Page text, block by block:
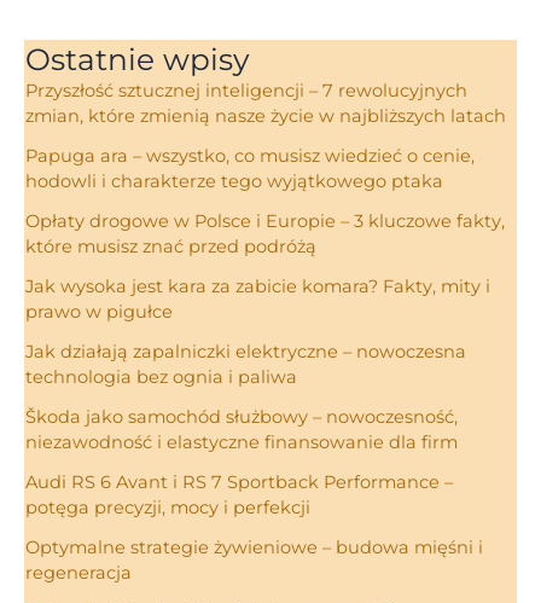
Ostatnie wpisy
Przyszłość sztucznej inteligencji – 7 rewolucyjnych
zmian, które zmienią nasze życie w najbliższych latach
Papuga ara – wszystko, co musisz wiedzieć o cenie,
hodowli i charakterze tego wyjątkowego ptaka
Opłaty drogowe w Polsce i Europie – 3 kluczowe fakty,
które musisz znać przed podróżą
Jak wysoka jest kara za zabicie komara? Fakty, mity i
prawo w pigułce
Jak działają zapalniczki elektryczne – nowoczesna
technologia bez ognia i paliwa
Škoda jako samochód służbowy – nowoczesność,
niezawodność i elastyczne finansowanie dla firm
Audi RS 6 Avant i RS 7 Sportback Performance –
potęga precyzji, mocy i perfekcji
Optymalne strategie żywieniowe – budowa mięśni i
regeneracja